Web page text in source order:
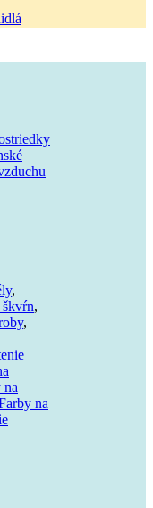
,
škvŕn,
,
na
na